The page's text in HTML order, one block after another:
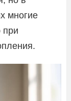
многие
при